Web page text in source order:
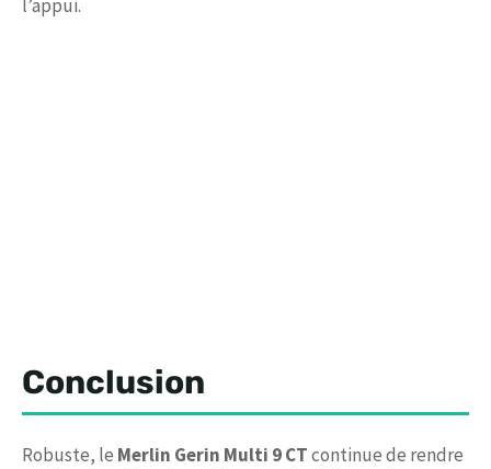
l’appui.
Conclusion
Robuste, le Merlin Gerin Multi 9 CTcontinue de rendre